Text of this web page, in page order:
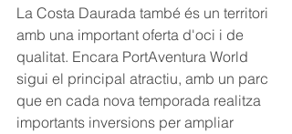
La Costa Daurada també és un territori
amb una important oferta d'oci i de
qualitat. Encara PortAventura World
sigui el principal atractiu, amb un parc
que en cada nova temporada realitza
importants inversions per ampliar